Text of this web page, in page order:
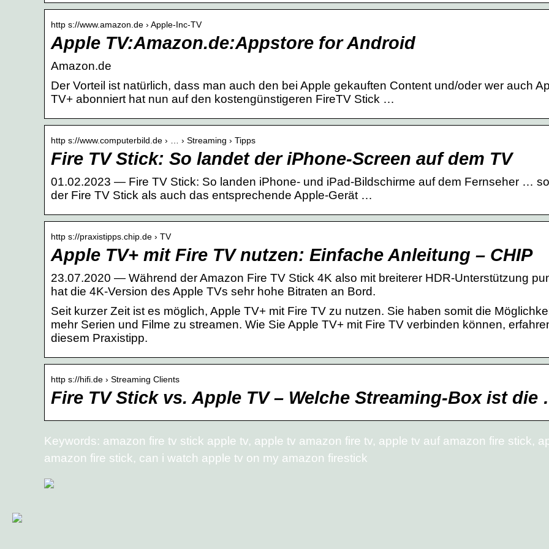
http s://www.amazon.de › Apple-Inc-TV
Apple TV:Amazon.de:Appstore for Android
Amazon.de
Der Vorteil ist natürlich, dass man auch den bei Apple gekauften Content und/oder wer auch
TV+ abonniert hat nun auf den kostengünstigeren FireTV Stick …
http s://www.computerbild.de › … › Streaming › Tipps
Fire TV Stick: So landet der iPhone-Screen auf dem TV
01.02.2023 — Fire TV Stick: So landen iPhone- und iPad-Bildschirme auf dem Fernseher …
der Fire TV Stick als auch das entsprechende Apple-Gerät …
http s://praxistipps.chip.de › TV
Apple TV+ mit Fire TV nutzen: Einfache Anleitung – CHIP
23.07.2020 — Während der Amazon Fire TV Stick 4K also mit breiterer HDR-Unterstützung
hat die 4K-Version des Apple TVs sehr hohe Bitraten an Bord.
Seit kurzer Zeit ist es möglich, Apple TV+ mit Fire TV zu nutzen. Sie haben somit die
mehr Serien und Filme zu streamen. Wie Sie Apple TV+ mit Fire TV verbinden können,
diesem Praxistipp.
http s://hifi.de › Streaming Clients
Fire TV Stick vs. Apple TV – Welche Streaming-Box ist die
Keywords: amazon fire tv stick apple tv, apple tv amazon fire tv, apple tv auf amazon fire stick,
amazon fire stick, can i watch apple tv on my amazon firestick